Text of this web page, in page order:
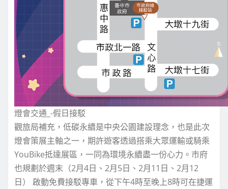
燈會交通_-假日接駁
觀旅局補充，低碳永續是中央公園建設理念，也是此次
燈會策展主軸之一，期許遊客透過搭乘大眾運輸或騎乘
YouBike抵達展區，一同為環境永續盡一份心力。市府
也規劃於週末（2月4日、2月5日、2月11日、2月12
日） 啟動免費接駁專車，從下午4時至晚上8時可在捷運